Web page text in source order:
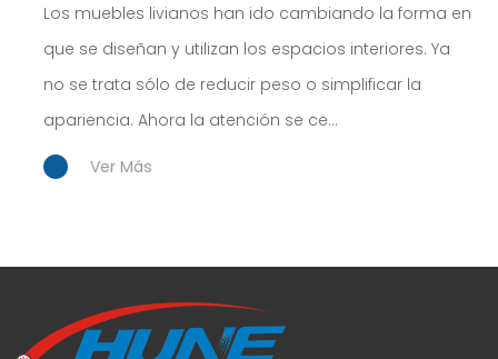
Los muebles livianos han ido cambiando la forma en
que se diseñan y utilizan los espacios interiores. Ya
no se trata sólo de reducir peso o simplificar la
apariencia. Ahora la atención se ce...
Ver Más